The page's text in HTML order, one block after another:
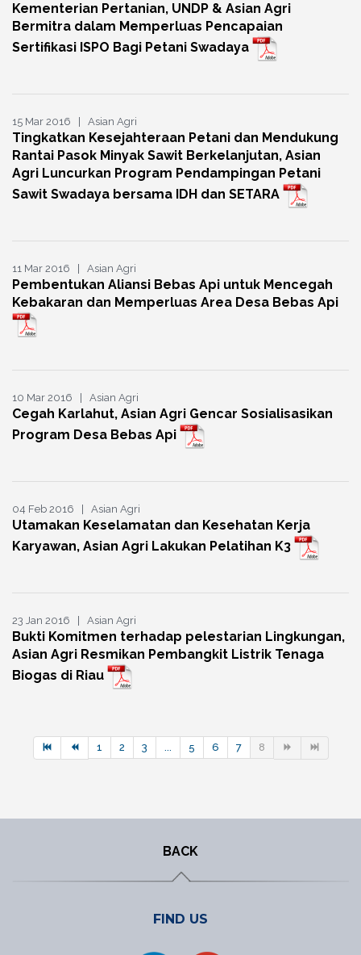
Kementerian Pertanian, UNDP & Asian Agri
Bermitra dalam Memperluas Pencapaian
Sertifikasi ISPO Bagi Petani Swadaya
15 Mar 2016 | Asian Agri
Tingkatkan Kesejahteraan Petani dan Mendukung
Rantai Pasok Minyak Sawit Berkelanjutan, Asian
Agri Luncurkan Program Pendampingan Petani
Sawit Swadaya bersama IDH dan SETARA
11 Mar 2016 | Asian Agri
Pembentukan Aliansi Bebas Api untuk Mencegah
Kebakaran dan Memperluas Area Desa Bebas Api
10 Mar 2016 | Asian Agri
Cegah Karlahut, Asian Agri Gencar Sosialisasikan
Program Desa Bebas Api
04 Feb 2016 | Asian Agri
Utamakan Keselamatan dan Kesehatan Kerja
Karyawan, Asian Agri Lakukan Pelatihan K3
23 Jan 2016 | Asian Agri
Bukti Komitmen terhadap pelestarian Lingkungan,
Asian Agri Resmikan Pembangkit Listrik Tenaga
Biogas di Riau
1 2 3 ... 5 6 7 8
BACK
FIND US